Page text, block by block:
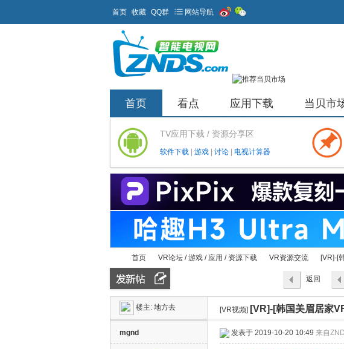
首页 收藏 QQ群 网站导航
首页 看点 应用下载 当贝市
TV应用下载 / 资源分享区
软件下载 游戏 讨论 电视计算器
»
首页
›
VR论坛 / 游戏 / 应用 / 资源下载
›
VR资源交流
›
[VR]-[
返回
列表
楼主: 地方去 [VR视频] [VR]-[韩国美眉居家
mgnd 发表于 2019-10-20 10:49 来自